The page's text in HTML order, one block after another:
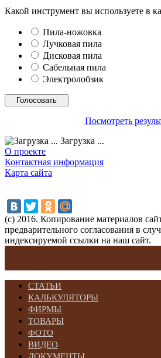
Какой инструмент вы используете в
Пила-ножовка
Лучковая пила
Дисковая пила
Сабельная пила
Электролобзик
Посмотреть
Загрузка ...
О проекте
Контактная информация
Карта сайта
(с) 2016. Копирование материалов
предварительного согласования в
индексируемой ссылки на наш сайт.
СТАТЬИ
КАЛЬКУЛЯТОРЫ
ФИРМЫ
ТОВАРЫ
ФОТО
ВИДЕО